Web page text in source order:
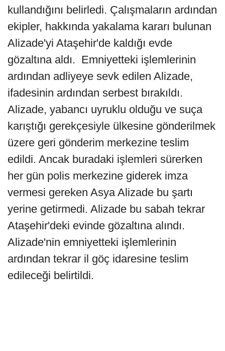
kullandığını belirledi. Çalışmaların ardından
ekipler, hakkında yakalama kararı bulunan
Alizade'yi Ataşehir'de kaldığı evde
gözaltına aldı. Emniyetteki işlemlerinin
ardından adliyeye sevk edilen Alizade,
ifadesinin ardından serbest bırakıldı.
Alizade, yabancı uyruklu olduğu ve suça
karıştığı gerekçesiyle ülkesine gönderilmek
üzere geri gönderim merkezine teslim
edildi. Ancak buradaki işlemleri sürerken
her gün polis merkezine giderek imza
vermesi gereken Asya Alizade bu şartı
yerine getirmedi. Alizade bu sabah tekrar
Ataşehir'deki evinde gözaltına alındı.
Alizade'nin emniyetteki işlemlerinin
ardından tekrar il göç idaresine teslim
edileceği belirtildi.